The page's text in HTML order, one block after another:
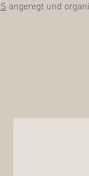
ange­regt und